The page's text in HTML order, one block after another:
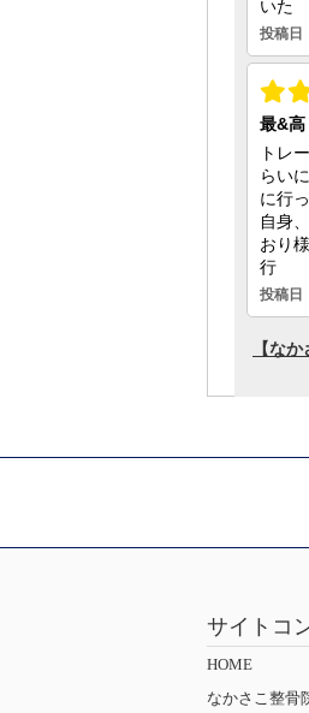
サイトコ
HOME
なかさこ整骨